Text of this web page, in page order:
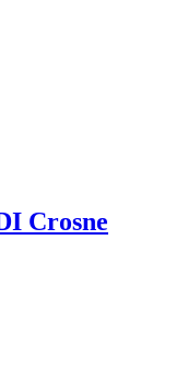
Crosne